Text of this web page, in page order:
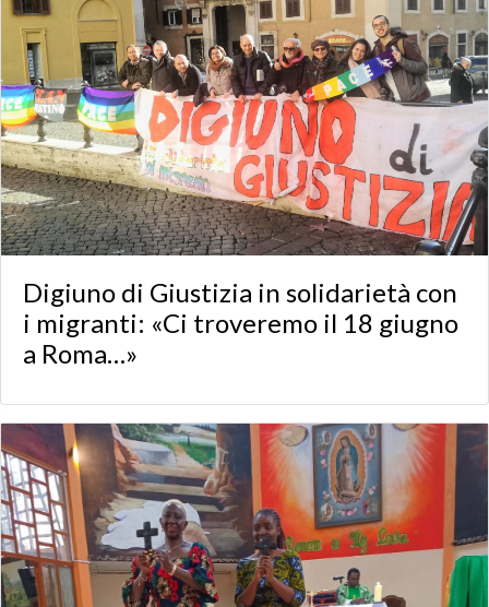
Digiuno di Giustizia in solidarietà con
i migranti: «Ci troveremo il 18 giugno
a Roma…»